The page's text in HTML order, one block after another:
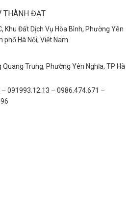
viên, quảng trường.
tăng cường an ninh và tạo sự thoải
đảm bảo ánh sáng đầy đủ, ổn định,
hiệu quả làm việc trong các khu công
DDL250 có dễ dàng lắp
đơn giản, dễ dàng lắp đặt và bảo trì.
tiết khắc nghiệt không?
THÀNH ĐẠT
Khu Đất Dịch Vụ Hòa Bình, Phường Yên
phố Hà Nội, Việt Nam
Trung, Phường Yên Nghĩa, TP Hà
091993.12.13 – 0986.474.671 –